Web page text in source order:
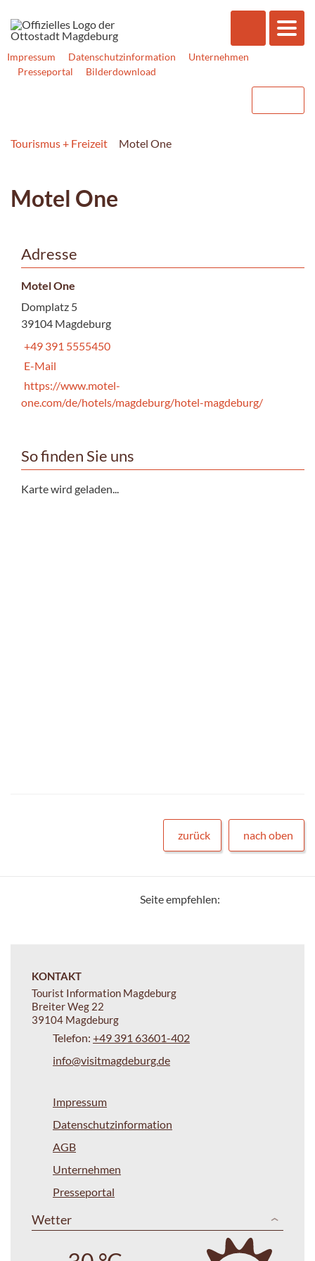
Impressum Datenschutzinformation
Unternehmen
Presseportal
Bilderdownload
Tourismus + Freizeit Motel One
Motel One
Adresse
Motel One
Domplatz 5
39104 Magdeburg
+49 391 5555450
E-Mail
https://www.motel-
one.com/de/hotels/magdeburg/hotel-magdeburg/
So finden Sie uns
Karte wird geladen...
zurück nach oben
Seite empfehlen:
KONTAKT
Tourist Information Magdeburg
Breiter Weg 22
39104 Magdeburg
Telefon: +49 391 63601-402
info@visitmagdeburg.de
Impressum
Datenschutzinformation
AGB
Unternehmen
Presseportal
Wetter